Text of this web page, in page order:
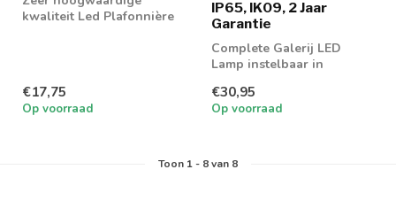
kwaliteit Led Plafonnière
€17,75
Op voorraad
IP65, IK09, 2 Jaar
Garantie
Complete Galerij LED
Lamp instelbaar in
€30,95
Op voorraad
Toon 1- 8van 8